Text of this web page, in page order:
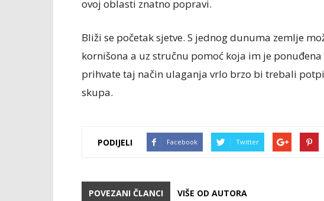
ovoj oblasti znatno popravi.
Bliži se početak sjetve. S jednog dunuma zemlje
kornišona a uz stručnu pomoć koja im je
prihvate taj način ulaganja vrlo brzo bi trebali
skupa.
PODIJELI Facebook Twitter
POVEZANI ČLANCI VIŠE OD AUTORA